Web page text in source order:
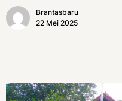
Brantasbaru
22 Mei 2025